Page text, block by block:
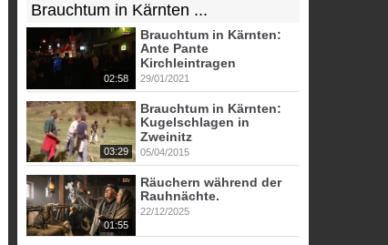
Brauchtum in Kärnten ...
02:58
Brauchtum in Kärnten:
Ante Pante
Kirchleintragen
29/01/2021
03:29
Brauchtum in Kärnten:
Kugelschlagen in
Zweinitz
05/04/2015
01:55
Räuchern während der
Rauhnächte.
22/12/2025